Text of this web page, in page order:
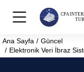
You are here:
Ana Sayfa
Güncel
Elektronik Veri İbraz